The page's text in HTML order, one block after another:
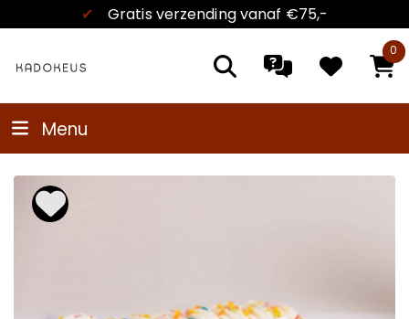
✔ Gratis verzendingvanaf €75,-
0
Menu